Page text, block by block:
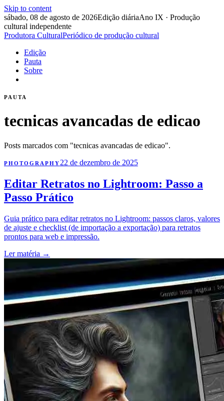
Skip to content
sábado, 08 de agosto de 2026Edição diáriaAno IX · Produção
cultural independente
Produtora CulturalPeriódico de produção cultural
Edição
Pauta
Sobre
PAUTA
tecnicas avancadas de edicao
Posts marcados com "tecnicas avancadas de edicao".
PHOTOGRAPHY 22 de dezembro de 2025
Editar Retratos no Lightroom: Passo a
Passo Prático
Guia prático para editar retratos no Lightroom: passos claros, valores
de ajuste e checklist (de importação a exportação) para retratos
prontos para web e impressão.
Ler matéria →